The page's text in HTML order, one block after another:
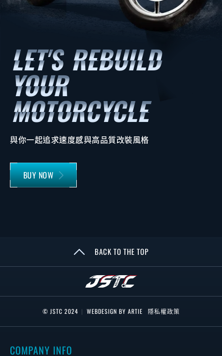
與你一起追求速度感與高品質改裝風格
BUY NOW
BACK TO THE TOP
© JSTC 2024 | WEBDESIGN BY ARTIE 隱私權政策
COMPANY INFO